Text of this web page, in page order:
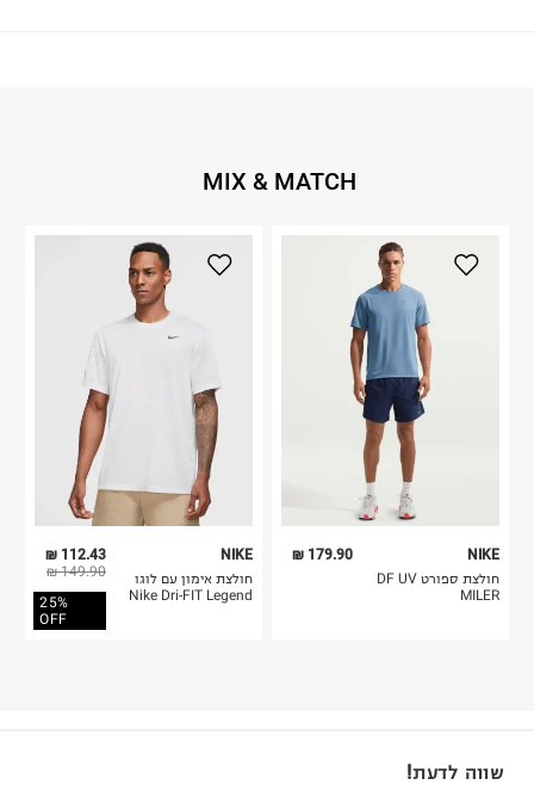
MIX & MATCH
112.43 ₪
149.90 ₪
25%
OFF
NIKE
חולצת אימון עם לוגו
Nike Dri-FIT Legend
179.90 ₪
NIKE
חולצת ספורט DF UV
MILER
שווה לדעת!